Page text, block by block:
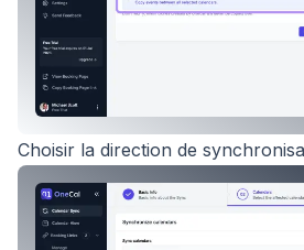
Choisir la direction de